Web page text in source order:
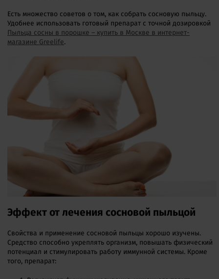
Есть множество советов о том, как собрать сосновую пыльцу.
Удобнее использовать готовый препарат с точной дозировкой
Пыльца сосны в порошке – купить в Москве в интернет-
магазине Greelife.
Эффект от лечения сосновой пыльцой
Свойства и применение сосновой пыльцы хорошо изучены.
Средство способно укреплять организм, повышать физический
потенциал и стимулировать работу иммунной системы. Кроме
того, препарат: